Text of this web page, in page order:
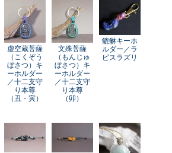
虚空蔵菩薩
（こくぞう
ぼさつ）キ
ーホルダー
／十二支守
り本尊
（丑・寅）
文殊菩薩
（もんじゅ
ぼさつ）キ
ーホルダー
／十二支守
り本尊
（卯）
貔貅キーホ
ルダー／ラ
ピスラズリ